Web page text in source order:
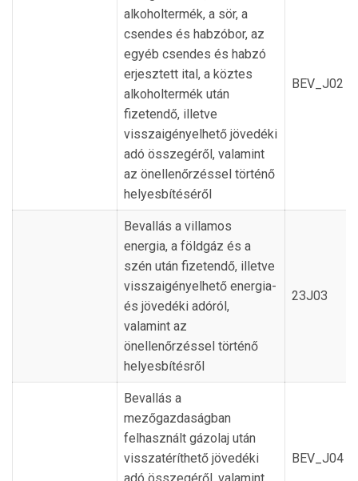
alkoholtermék, a sör, a
csendes és habzóbor, az
egyéb csendes és habzó
erjesztett ital, a köztes
alkoholtermék után
fizetendő, illetve
visszaigényelhető jövedéki
adó összegéről, valamint
az önellenőrzéssel történő
helyesbítéséről
BEV_J02
Bevallás a villamos
energia, a földgáz és a
szén után fizetendő, illetve
visszaigényelhető energia-
és jövedéki adóról,
valamint az
önellenőrzéssel történő
helyesbítésről
23J03
Bevallás a
mezőgazdaságban
felhasznált gázolaj után
visszatéríthető jövedéki
BEV_J04